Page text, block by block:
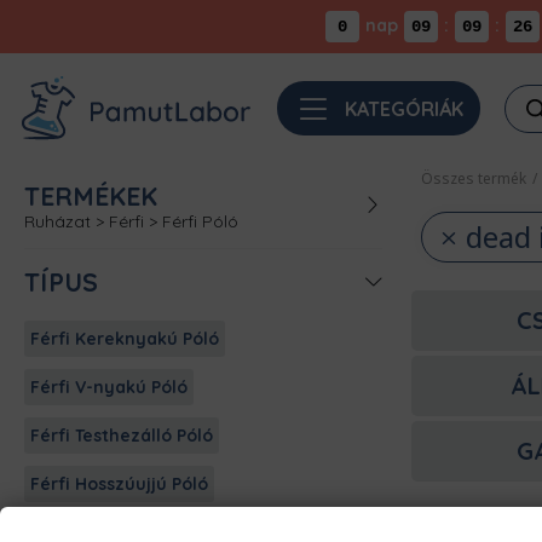
0 nap 09 : 09 : 26
KATEGÓRIÁK
TERMÉKEK
Ruházat > Férfi > Férfi Póló
TÍPUS
Férfi Kereknyakú Póló
Férfi V-nyakú Póló
Férfi Testhezálló Póló
Férfi Hosszúujjú Póló
Összes termék /
dead